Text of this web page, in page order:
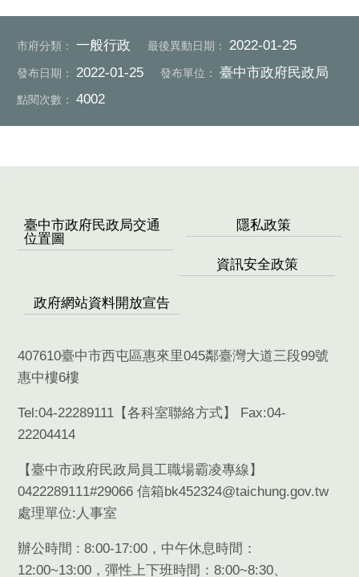
市府分類： 一般行政 最後異動日期： 2022-01-25
發布日期： 2022-01-25 發布單位： 臺中市政府民政局
點閱次數： 4002
臺中市政府民政局交通
位置圖
隱私政策
資訊安全政策
政府網站資料開放宣告
407610臺中市西屯區惠來里045鄰臺灣大道三段99號
惠中樓6樓
Tel:04-22289111【各科室聯絡方式】 Fax:04-
22204414
【臺中市政府民政局員工職場霸凌專線】
0422289111#29066 信箱bk452324@taichung.gov.tw
處理單位:人事室
辦公時間 : 8:00-17:00，中午休息時間：
12:00~13:00，彈性上下班時間：8:00~8:30、